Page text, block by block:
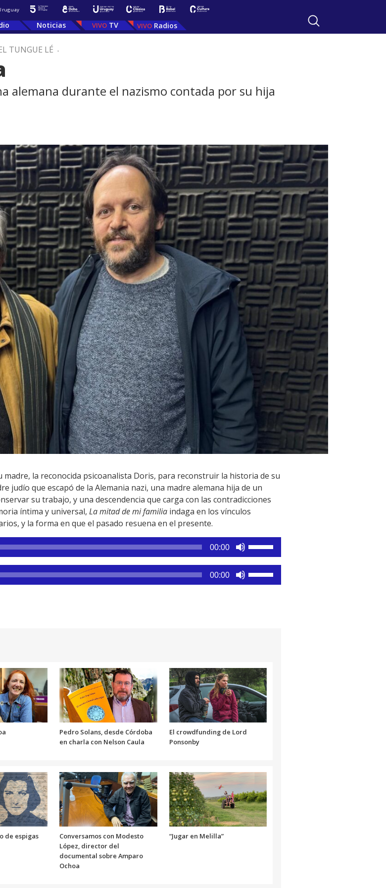
Noticias TV Radios
TUNGUE LÉ .
alemana durante el nazismo contada por su hija
madre, la reconocida psicoanalista Doris, para reconstruir la historia de su
judío que escapó de la Alemania nazi, una madre alemana hija de un
su trabajo, y una descendencia que carga con las contradicciones
íntima y universal, La mitad de mi familia indaga en los vínculos
y la forma en que el pasado resuena en el presente.
00:00
teclas
de
volumen.
00:00
disminuir
el
volumen.
Pedro Solans, desde Córdoba
en charla con Nelson Caula
El crowdfunding de Lord
Ponsonby
de espigas
Conversamos con Modesto
López, director del
documental sobre Amparo
Ochoa
“Jugar en Melilla”